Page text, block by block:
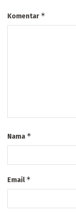
Komentar *
Nama *
Email*